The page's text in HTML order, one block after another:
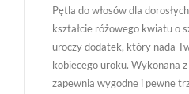
Pętla do włosów dla
kształcie różowego kwiatu o
uroczy dodatek, który nada
kobiecego uroku. Wykonana
zapewnia wygodne i pewne